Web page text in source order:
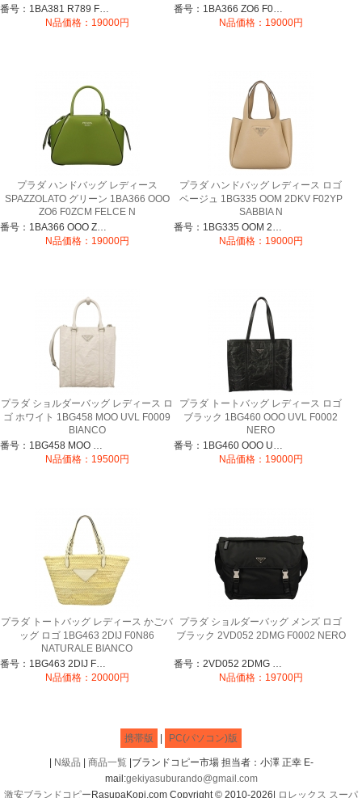
番号：1BA381 R789 F0002
N品価格：19000円
番号：1BA366 ZO6 F03HH
N品価格：19000円
プラダ ハンドバッグ レディース
SPAZZOLATO グリーン 1BA366 OOO
ZO6 F0ZCM FELCE N
番号：1BA366 OOO ZO6
N品価格：19000円
プラダ ハンドバッグ レディース ロゴ
ベージュ 1BG335 OOM 2DKV F02YP
SABBIA N
番号：1BG335 OOM 2DKV F02YP
N品価格：19000円
プラダ ショルダーバッグ レディース ロ
ゴ ホワイト 1BG458 MOO UVL F0009
BIANCO
番号：1BG458 MOO UVL F0009
N品価格：19500円
プラダ トートバッグ レディース ロゴ
ブラック 1BG460 OOO UVL F0002
NERO
番号：1BG460 OOO UVL F0002
N品価格：19000円
プラダ トートバッグ レディース かごバ
ッグ ロゴ 1BG463 2DIJ F0N86
NATURALE BIANCO
番号：1BG463 2DIJ F0N86
N品価格：20000円
プラダ ショルダーバッグ メンズ ロゴ
ブラック 2VD052 2DMG F0002 NERO
番号：2VD052 2DMG F0002
N品価格：19700円
携帯版 PC(パソコン)版
N級品 商品一覧|ブランドコピー市場 担当者：小澤 正幸 E-
mail:gekiyasuburando@gmail.com
激安ブランドコピー RasupaKopi.com Copyright © 2010-2026| ロレックス スーパ